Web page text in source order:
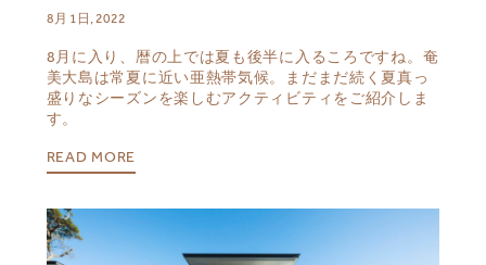
8月 1日, 2022
8月に入り、暦の上では夏も後半に入るころですね。奄
美大島は常夏に近い亜熱帯気候。まだまだ続く夏真っ
盛りなシーズンを楽しむアクティビティをご紹介しま
す。
READ MORE